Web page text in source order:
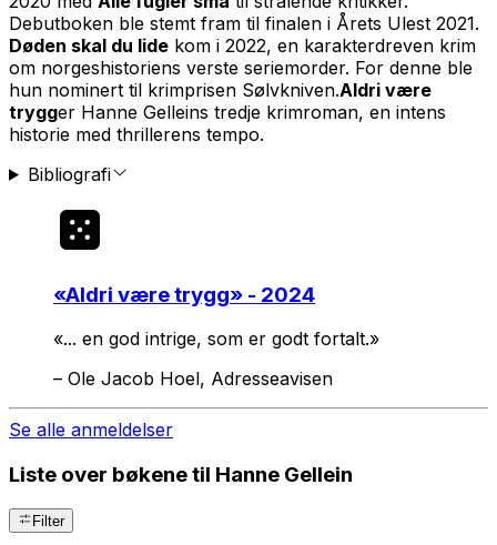
Debutboken ble stemt fram til finalen i Årets Ulest 2021.
Døden skal du lide kom i 2022, en karakterdreven krim
om norgeshistoriens verste seriemorder. For denne ble
hun nominert til krimprisen Sølvkniven.Aldri være
trygger Hanne Gelleins tredje krimroman, en intens
historie med thrillerens tempo.
Bibliografi
«Aldri være trygg» - 2024
«... en god intrige, som er godt fortalt.»
– Ole Jacob Hoel, Adresseavisen
Se alle anmeldelser
Liste over bøkene til Hanne Gellein
Filter